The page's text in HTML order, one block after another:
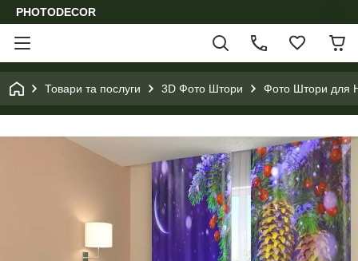
PHOTODECOR
Товари та послуги 3D Фото Штори Фото Штори для